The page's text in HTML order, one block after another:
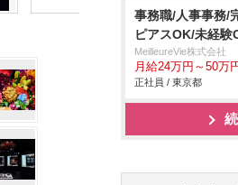
事務職/人事事務/
ピアスOK/未経
MeilleureVie株式会社
月給24万円～50万
正社員 / 東京都